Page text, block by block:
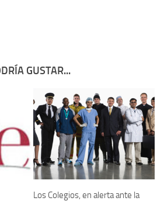
GUSTAR...
Los Colegios, en alerta ante la